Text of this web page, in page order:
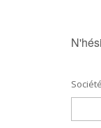
Société